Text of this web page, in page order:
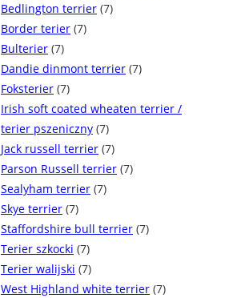
Bedlington terrier (7)
Border terier (7)
Bulterier (7)
Dandie dinmont terrier (7)
Foksterier (7)
Irish soft coated wheaten terrier /
terier pszeniczny (7)
Jack russell terrier (7)
Parson Russell terrier (7)
Sealyham terrier (7)
Skye terrier (7)
Staffordshire bull terrier (7)
Terier szkocki (7)
Terier walijski (7)
West Highland white terrier (7)